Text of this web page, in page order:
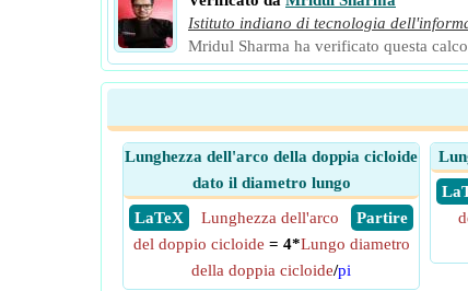
Istituto indiano di tecnologia
Mridul Sharma ha verificato questa
Lunghezza dell'arco della doppia cicloide
dato il diametro lungo
​ LaTeX
​ Partire
Lunghezza dell'arco
del doppio cicloide = 4*Lungo diametro
della doppia cicloide/pi